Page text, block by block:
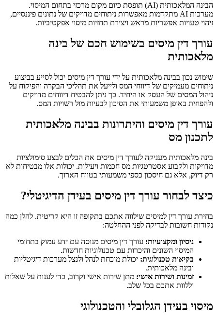
הבינה המלאכותית (AI) תופסת כיום מקום מרכזי בתחום המיסוי.
מערכות AI מתקדמות מאפשרות ניתוחים מדויקים של נתונים פיננסיים,
זיהוי טעויות אפשריות מראש ויצירת תחזיות מיסוי אפקטיביות.
עורך דין מיסים בשימוש חכם של בינה
מלאכותית
שימוש נכון בבינה מלאכותית על ידי עורך דין מיסים יכול לסייע בביצוע
ניתוחים מעמיקים של דיווחי המס ולייעל את תהליכי הבקרה והפיקוח על
ניהול המסים של העסק או היחיד. כך ניתן להבטיח דיווחים מדויקים
ולהפחית באופן משמעותי את הסיכון לבעיות מול רשויות המס.
עורך דין מיסים והיתרונות בבינה מלאכותית
לתכנון מס
בינה מלאכותית מעניקה לעורך דין מיסים את הכלים לבצע סימולציות
מדויקות ולקבוע אסטרטגיות מס חכמות ויעילות. יכולות אלו מבטיחות לא
רק דיוק, אלא גם חיסכון כספי משמעותי בטווח הארוך.
כיצד לבחור עורך דין מיסים בעידן הדיגיטלי?
בחירת עורך דין למיסים שילווה אתכם בתקופה זו היא קריטית. להלן כמה
נקודות חשובות לבדיקה לפני ההחלטה:
ניסיון ומקצועיות: עורך דין מיסים מנוסה עם ידע עמוק בתחומי
המיסוי השונים והיכרות עם טכנולוגיות חדשות.
בקיאות טכנולוגית: יכולת מוכחת לנהל ולנצל מערכות דיגיטליות
ובינה מלאכותית.
זמינות ושירות אישי: מתן שירות אישי וקרוב, כדי לענות על שאלות
וללוות אתכם בכל שלב.
מיסוי בעידן הגלובלי והטכנולוגי